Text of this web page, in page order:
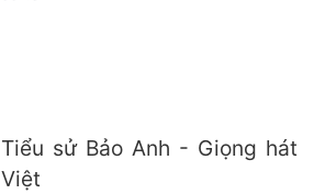
Tiểu sử Bảo Anh - Giọng hát
Việt